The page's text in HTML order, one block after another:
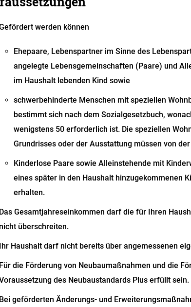
werden können
Ehepaare, Lebenspartner im Sinne des
angelegte Lebensgemeinschaften (Paare) und
im Haushalt lebenden Kind sowie
schwerbehinderte Menschen mit speziellen
bestimmt sich nach dem Sozialgesetzbuch,
wenigstens 50 erforderlich ist. Die speziellen Wo
Grundrisses oder der Ausstattung müssen von
Kinderlose Paare sowie Alleinstehende mit
eines später in den Haushalt hinzugekommenen
erhalten.
Gesamtjahreseinkommen darf die für Ihren
überschreiten.
Haushalt darf nicht bereits über angemessenen
die Förderung von Neubaumaßnahmen und die
des Neubaustandards Plus erfüllt sein.
geförderten Änderungs- und